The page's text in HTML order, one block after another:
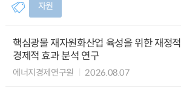
자원
핵심광물 재자원화산업 육성을 위한 재정
경제적 효과 분석 연구
에너지경제연구원 2026.08.07